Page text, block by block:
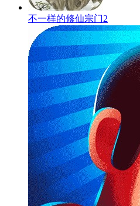
不一样的修仙宗门2